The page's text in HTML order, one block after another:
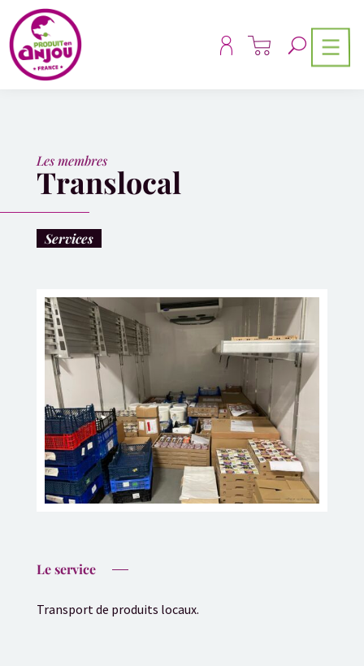
Les membres
Translocal
Services
Le service
Transport de produits locaux.
Panneau de gestion des cookies